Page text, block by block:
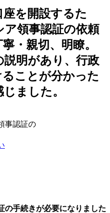
を開設するた
領事認証の依頼
・親切、明瞭。
明があり、行政
ことが分かった
ました。
事認証の
の手続きが必要になりました